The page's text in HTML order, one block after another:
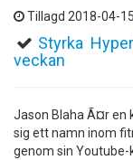
Tillagd 2018-04-15
Styrka
veckan
Jason Blaha Ã¤r en
sig ett namn inom
genom sin Youtube-